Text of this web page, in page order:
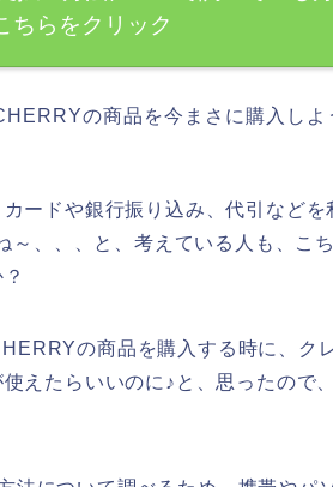
ちらをクリック
の商品を今まさに購入しよ
ードや銀行振り込み、代引など
、、、と、考えている人も、こ
の商品を購入する時に、ク
えたらいいのに♪と、思ったので